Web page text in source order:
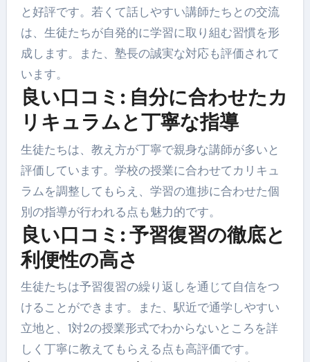
と好評です。若くて話しやすい講師たちとの交流
は、生徒たちが自発的に学習に取り組む習慣を形
成します。また、塾長の誠実な対応も評価されて
います。
良い口コミ: 自分に合わせたカ
リキュラムと丁寧な指導
生徒たちは、教え方が丁寧で親身な講師が多いと
評価しています。学校の授業に合わせてカリキュ
ラムを調整してもらえ、学習の進捗に合わせた個
別の指導が行われる点も魅力的です。
良い口コミ: 予習復習の徹底と
利便性の高さ
生徒たちは予習復習の繰り返しを通じて自信をつ
けることができます。また、駅近で通学しやすい
立地と、1対2の授業形式でわからないところを詳
しく丁寧に教えてもらえる点も高評価です。